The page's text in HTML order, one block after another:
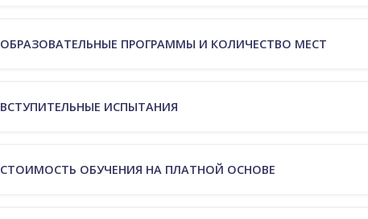
ОБРАЗОВАТЕЛЬНЫЕ ПРОГРАММЫ И КОЛИЧЕСТВО МЕСТ
ВСТУПИТЕЛЬНЫЕ ИСПЫТАНИЯ
СТОИМОСТЬ ОБУЧЕНИЯ НА ПЛАТНОЙ ОСНОВЕ